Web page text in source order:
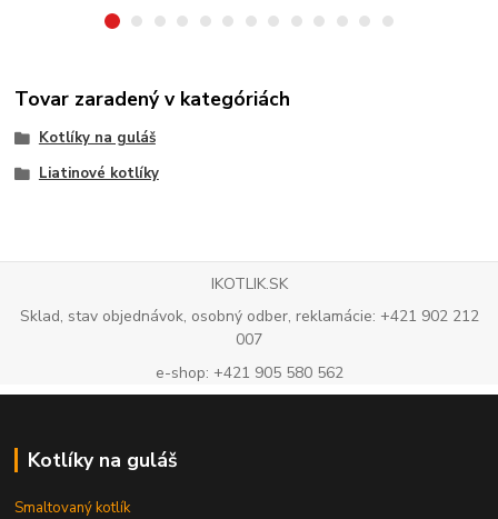
Tovar zaradený v kategóriách
Kotlíky na guláš
Liatinové kotlíky
IKOTLIK.SK
Sklad, stav objednávok, osobný odber, reklamácie: +421 902 212
007
e-shop: +421 905 580 562
Kotlíky na guláš
Smaltovaný kotlík